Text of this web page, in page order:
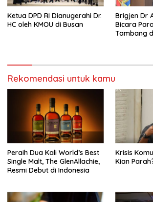
Ketua DPD RI Dianugerahi Dr.
HC oleh KMOU di Busan
Brigjen Dr
Bicara
Tambang
Rekomendasi untuk kamu
Peraih Dua Kali World’s Best
Single Malt, The GlenAllachie,
Resmi Debut di Indonesia
Krisis
Kian